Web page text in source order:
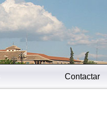
Contactar